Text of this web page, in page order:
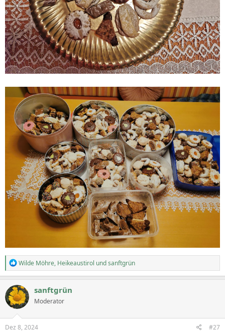
R
e
a
c
t
i
o
n
s
Wilde Möhre, Heikeaustirol undsanftgrün
sanftgrün
Moderator
Dez 8, 2024 #27